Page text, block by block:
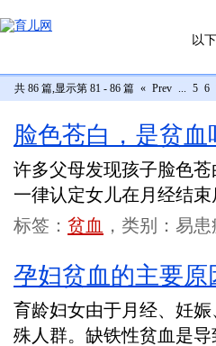
以
共 86 篇,显示第 81 - 86 篇 « Prev ... 5 6
脸色苍白，是贫血
许多父母发现孩子脸色
一律认定女儿在月经结
标签： 贫血 ，类别：易
孕妇贫血的主要原
育龄妇女由于月经、妊
殊人群。缺铁性贫血是